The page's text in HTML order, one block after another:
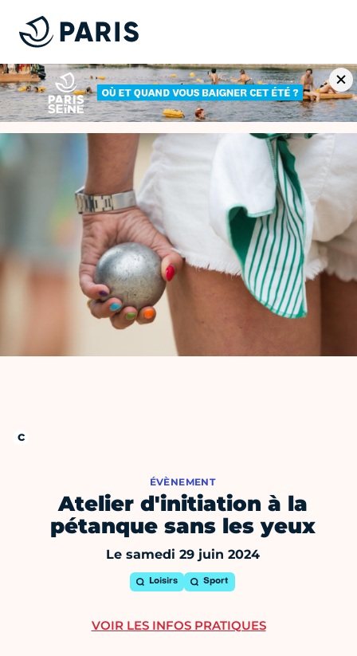
ÉVÈNEMENT
Atelier d'initiation à la
pétanque sans les yeux
Le samedi 29 juin 2024
Loisirs Sport
VOIR LES INFOS PRATIQUES